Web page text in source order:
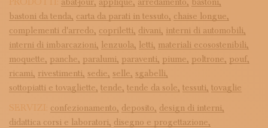
bastoni da tenda, carta da parati in tessuto, chaise longue,
complementi d'arredo, copriletti, divani, interni di automobili,
interni di imbarcazioni, lenzuola, letti, materiali ecosostenibili,
moquette, panche, paralumi, paraventi, piume, poltrone, pouf,
ricami, rivestimenti, sedie, selle, sgabelli,
sottopiatti e tovagliette, tende, tende da sole, tessuti, tovaglie
SERVIZI: confezionamento, deposito, design di interni,
didattica corsi e laboratori, disegno e progettazione,